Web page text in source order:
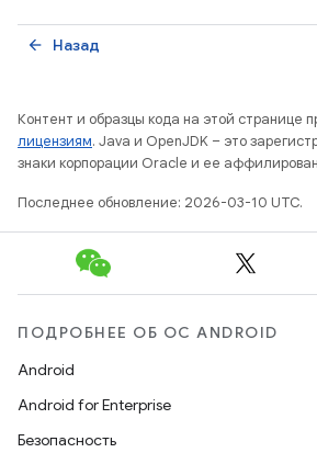
Назад
arrow_back
Контент и образцы кода на этой странице
лицензиям. Java и OpenJDK – это
знаки корпорации Oracle и ее
Последнее обновление: 2026-03-10 UTC.
ПОДРОБНЕЕ ОБ ОС ANDROID
Android
Android for Enterprise
Безопасность